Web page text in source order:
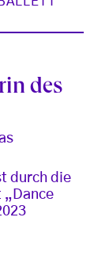
des
durch die
„Dance